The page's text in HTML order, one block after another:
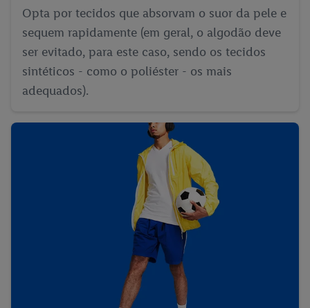
Opta por tecidos que absorvam o suor da pele e
sequem rapidamente (em geral, o algodão deve
ser evitado, para este caso, sendo os tecidos
sintéticos - como o poliéster - os mais
adequados).